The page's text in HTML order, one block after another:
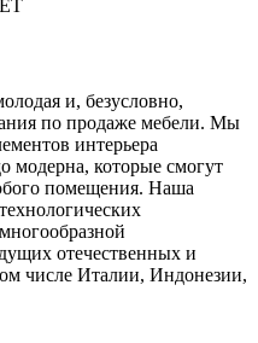
и, безусловно,
по продаже мебели. Мы
интерьера
модерна, которые смогут
помещения. Наша
отечественных и
числе Италии, Индонезии,